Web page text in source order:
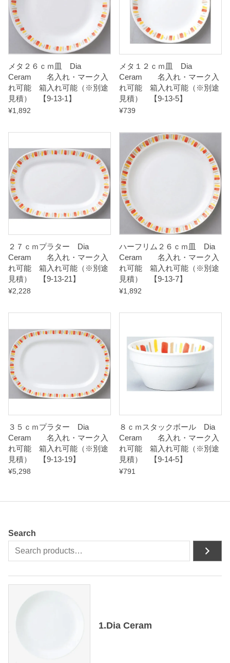
箱
れ
可
能
（
※
積
）
1
3
-
】
q
a
n
t
y
メタ２６ｃｍ皿 Dia
Ceram 名入れ・マーク入
れ可能 箱入れ可能（※別途
見積） 【9-13-1】
¥1,892
メタ１２ｃｍ皿 Dia
Ceram 名入れ・マーク入
れ可能 箱入れ可能（※別途
見積） 【9-13-5】
¥739
２７ｃｍプラター Dia
Ceram 名入れ・マーク入
れ可能 箱入れ可能（※別途
見積） 【9-13-21】
¥2,228
ハーフリム２６ｃｍ皿 Dia
Ceram 名入れ・マーク入
れ可能 箱入れ可能（※別途
見積） 【9-13-7】
¥1,892
３５ｃｍプラター Dia
Ceram 名入れ・マーク入
れ可能 箱入れ可能（※別途
見積） 【9-13-19】
¥5,298
８ｃｍスタックボール Dia
Ceram 名入れ・マーク入
れ可能 箱入れ可能（※別途
見積） 【9-14-5】
¥791
Search
1.Dia Ceram